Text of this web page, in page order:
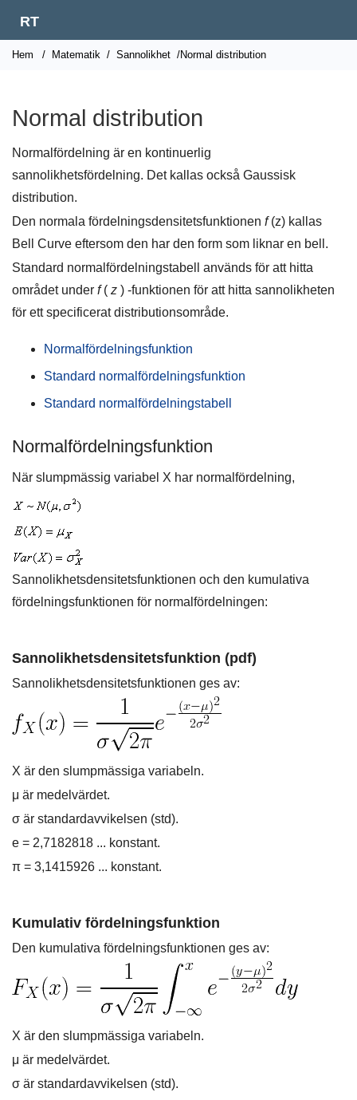
RT
Hem / Matematik / Sannolikhet /Normal distribution
Normal distribution
Normalfördelning är en kontinuerlig
sannolikhetsfördelning. Det kallas också Gaussisk
distribution.
Den normala fördelningsdensitetsfunktionen f(z) kallas
Bell Curve eftersom den har den form som liknar en bell.
Standard normalfördelningstabell används för att hitta
området under f( z ) -funktionen för att hitta sannolikheten
för ett specificerat distributionsområde.
Normalfördelningsfunktion
Standard normalfördelningsfunktion
Standard normalfördelningstabell
Normalfördelningsfunktion
När slumpmässig variabel X har normalfördelning,
Sannolikhetsdensitetsfunktionen och den kumulativa
fördelningsfunktionen för normalfördelningen:
Sannolikhetsdensitetsfunktion (pdf)
Sannolikhetsdensitetsfunktionen ges av:
X är den slumpmässiga variabeln.
μ är medelvärdet.
σ är standardavvikelsen (std).
e = 2,7182818 ... konstant.
π = 3,1415926 ... konstant.
Kumulativ fördelningsfunktion
Den kumulativa fördelningsfunktionen ges av:
X är den slumpmässiga variabeln.
μ är medelvärdet.
σ är standardavvikelsen (std).